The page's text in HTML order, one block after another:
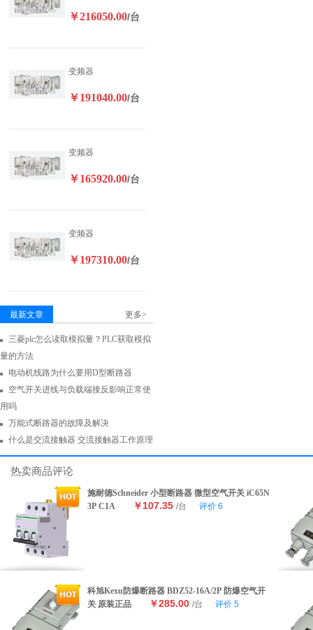
￥216050.00/台
变频器
￥191040.00/台
变频器
￥165920.00/台
变频器
￥197310.00/台
最新文章 更多>
三菱plc怎么读取模拟量？PLC获取模拟
量的方法
电动机线路为什么要用D型断路器
空气开关进线与负载端接反影响正常使
用吗
万能式断路器的故障及解决
什么是交流接触器 交流接触器工作原理
热卖商品评论
施耐德Schneider 小型断路器 微型空气开关 iC65N
3P C1A
￥107.35 /台 评价 6
科旭Kexu防爆断路器 BDZ52-16A/2P 防爆空气开
关 原装正品
￥285.00 /台 评价 5